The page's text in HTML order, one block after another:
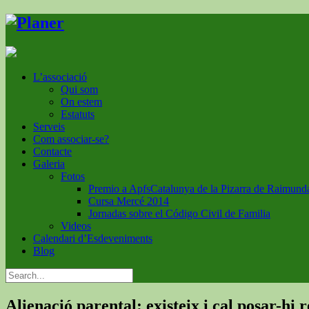
L’associació
Qui som
On estem
Estatuts
Serveis
Com associar-se?
Contacte
Galeria
Fotos
Premio a ApfsCatalunya de la Pizarra de
Cursa Mercé 2014
Jornadas sobre el Código Civil de Familia
Videos
Calendari d’Esdeveniments
Blog
Alienació parental: existeix i cal posar-hi